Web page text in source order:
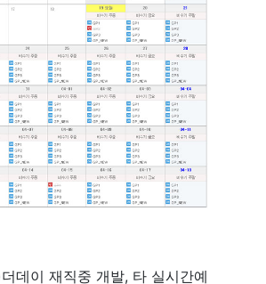
데이 재직중 개발, 타 실시간예